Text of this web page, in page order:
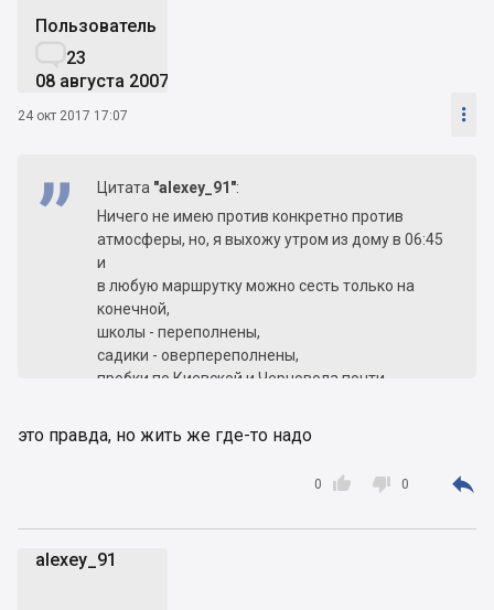
Пользователь
23
08 августа 2007
24 окт 2017 17:07 
Цитата "alexey_91":
Ничего не имею против конкретно против
атмосферы, но, я выхожу утром из дому в 06:45
и
в любую маршрутку можно сесть только на
конечной,
школы - переполнены,
садики - оверпереполнены,
пробки по Киевской и Черновола почти
это правда, но жить же где-то надо

0  0 
alexey_91